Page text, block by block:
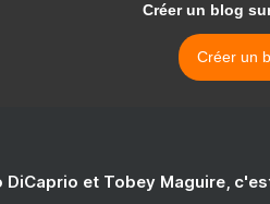
Créer un blog
Créer un
DiCaprio et Tobey Maguire,